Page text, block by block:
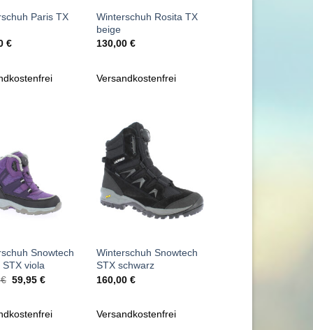
Paris TX
€
Winterschuh Rosita TX
beige
130,00€
Versandkostenfrei
Wunschliste
hinzufügen
Snowtech
STX viola
€ Ursprünglicher
99,95 €
59,95€Aktueller
59,95 €.
hinzufügen
Winterschuh Snowtech
STX schwarz
160,00€
Versandkostenfrei